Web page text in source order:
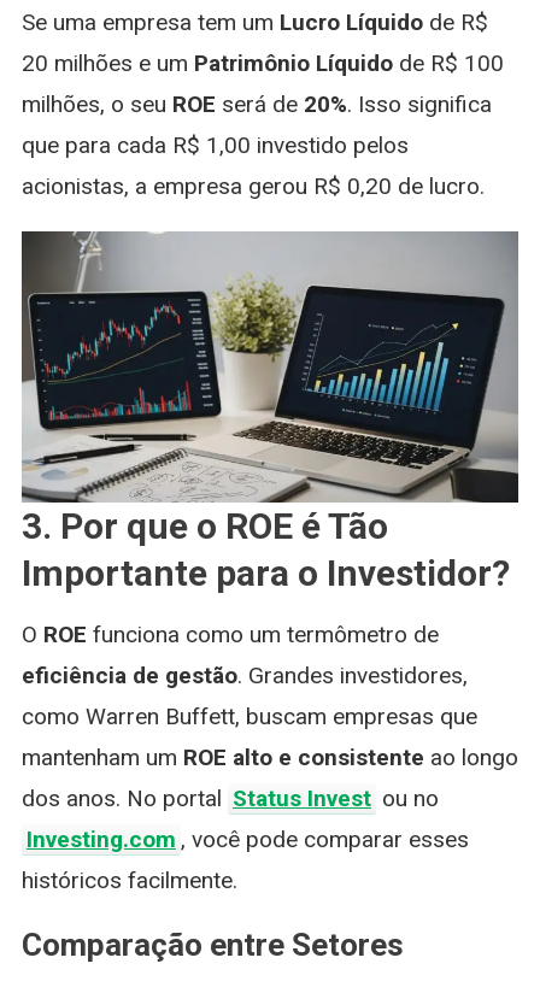
Bancos
Se uma empresa tem um Lucro Líquidode R$
20 milhões e um Patrimônio Líquidode R$ 100
milhões, o seu ROE será de 20%. Isso significa
que para cada R$ 1,00 investido pelos
acionistas, a empresa gerou R$ 0,20 de lucro.
3. Por que o ROE é Tão
Importante para o Investidor?
O ROE funciona como um termômetro de
eficiência de gestão. Grandes investidores,
como Warren Buffett, buscam empresas que
mantenham um ROE alto e consistente ao longo
dos anos. No portal Status Invest ou no
Investing.com , você pode comparar esses
históricos facilmente.
Comparação entre Setores